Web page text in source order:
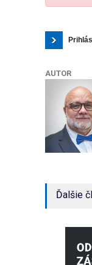
AUTOR
Ďalšie